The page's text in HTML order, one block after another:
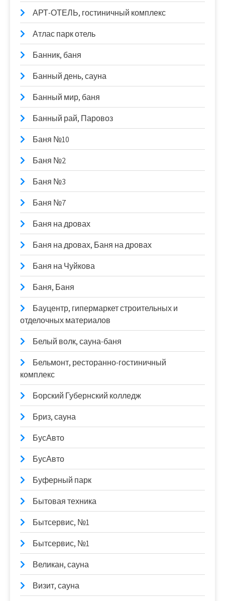
АРТ-ОТЕЛЬ, гостиничный комплекс
Атлас парк отель
Банник, баня
Банный день, сауна
Банный мир, баня
Банный рай, Паровоз
Баня №10
Баня №2
Баня №3
Баня №7
Баня на дровах
Баня на дровах, Баня на дровах
Баня на Чуйкова
Баня, Баня
Бауцентр, гипермаркет строительных и
отделочных материалов
Белый волк, сауна-баня
Бельмонт, ресторанно-гостиничный
комплекс
Борский Губернский колледж
Бриз, сауна
БусАвто
БусАвто
Буферный парк
Бытовая техника
Бытсервис, №1
Бытсервис, №1
Великан, сауна
Визит, сауна